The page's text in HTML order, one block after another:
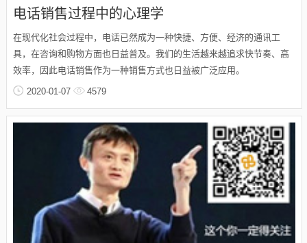
电话销售过程中的心理学
在现代化社会过程中，电话已然成为一种快捷、方便、经济的通讯工
具，在咨询和购物方面也日益普及。我们的生活越来越追求快节奏、高
效率，因此电话销售作为一种销售方式也日益被广泛应用。
2020-01-07 4579